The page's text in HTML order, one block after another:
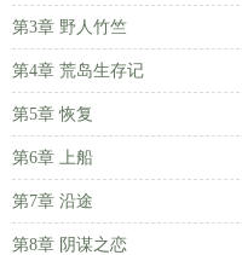
第3章 野人竹竺
第4章 荒岛生存记
第5章 恢复
第6章 上船
第7章 沿途
第8章 阴谋之恋